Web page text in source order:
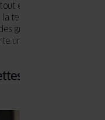
en soulignant son
teinte blonde du bois
graminées, tandis que
une touche artisanale et
et mauves sur